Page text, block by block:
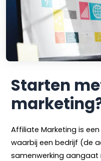
Starten
Affiliate Marketing is
waarbij een bedrijf (de
samenwerking